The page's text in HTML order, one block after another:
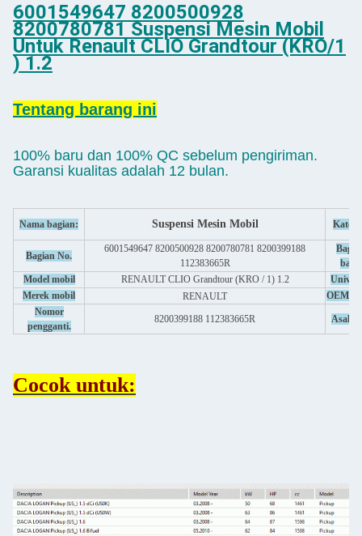
6001549647 8200500928
8200780781 Suspensi Mesin Mobil
Untuk Renault CLIO Grandtour (KRO/1
) 1.2
Tentang barang ini
100% baru dan 100% QC sebelum pengiriman.
Garansi kualitas adalah 12 bulan.
Nama bagian: Suspensi Mesin Mobil
Bagian No.
6001549647 8200500928 8200780781 8200399188
112383665R
baris
Model mobil
RENAULT CLIO Grandtour (KRO / 1) 1.2
Merek mobil
RENAULT
OEM/
Nomor
pengganti.
8200399188 112383665R Asal
Cocok untuk: